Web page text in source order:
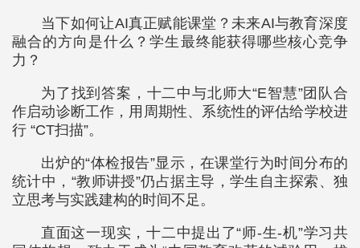
当下如何让AI真正赋能课堂？未来AI与教育深度
融合的方向是什么？学生最终能获得哪些核心竞争
力？
为了找到答案，十二中与北师大“E智慧”团队合
作启动诊断工作，用周期性、系统性的评估给学校进
行 “CT扫描”。
出炉的“体检报告”显示，在课堂行为时间分布的
统计中，“教师讲授”仍占据主导，学生自主探索、独
立思考与实践建构的时间不足。
直面这一现实，十二中提出了“师-生-机”学习共